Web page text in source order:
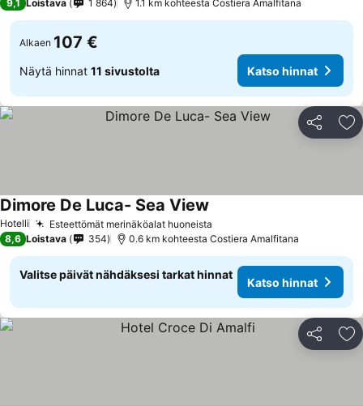
9,1 Loistava 1 864 1.1 km kohteesta Costiera Amalfitana
Alkaen 107 €
Näytä hinnat 11 sivustolta Katso hinnat
Jaa
Hotelli Esteettömät merinäköalat huoneista
Dimore De Luca- Sea View
8,6 Loistava 354 0.6 km kohteesta Costiera Amalfitana
Valitse päivät nähdäksesi tarkat hinnat
Katso hinnat
Jaa